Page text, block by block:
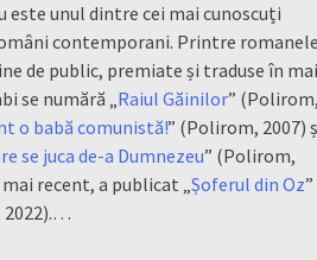
este unul dintre cei mai cunoscuți
contemporani. Printre romanele
de public, premiate și traduse în mai
se numără „Raiul Găinilor” (Polirom,
o babă comunistă!” (Polirom, 2007)
se juca de-a Dumnezeu” (Polirom,
mai recent, a publicat „Șoferul din Oz”